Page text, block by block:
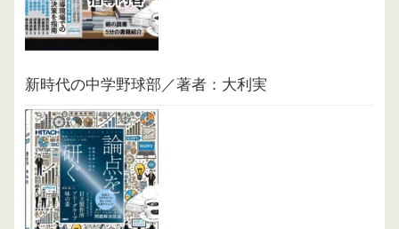
新時代の中学野球部／著者：大利実